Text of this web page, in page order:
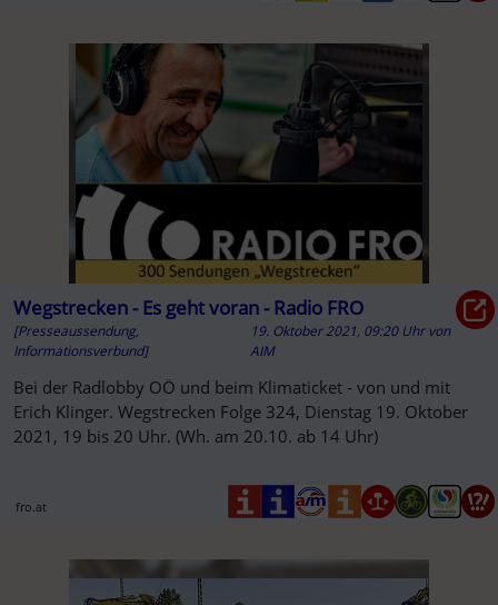
Wegstrecken - Es geht voran - Radio FRO
[Presseaussendung,
Informationsverbund]
19. Oktober 2021, 09:20 Uhr von
AIM
Bei der Radlobby OÖ und beim Klimaticket - von und mit
Erich Klinger. Wegstrecken Folge 324, Dienstag 19. Oktober
2021, 19 bis 20 Uhr. (Wh. am 20.10. ab 14 Uhr)
fro.at